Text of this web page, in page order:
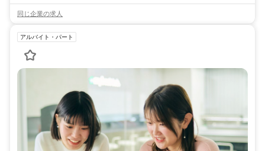
同じ企業の求人
アルバイト・パート